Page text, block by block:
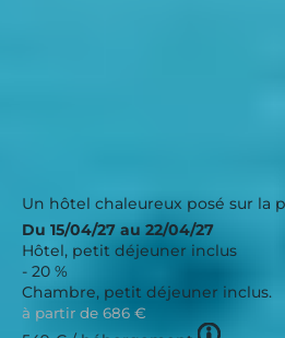
Un hôtel chaleureux posé sur la
Du 15/04/27 au 22/04/27
Hôtel, petit déjeuner inclus
- 20 %
Chambre, petit déjeuner inclus.
à partir de 686 €
Tooltip